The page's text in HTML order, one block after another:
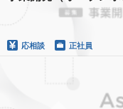
応相談 正社員